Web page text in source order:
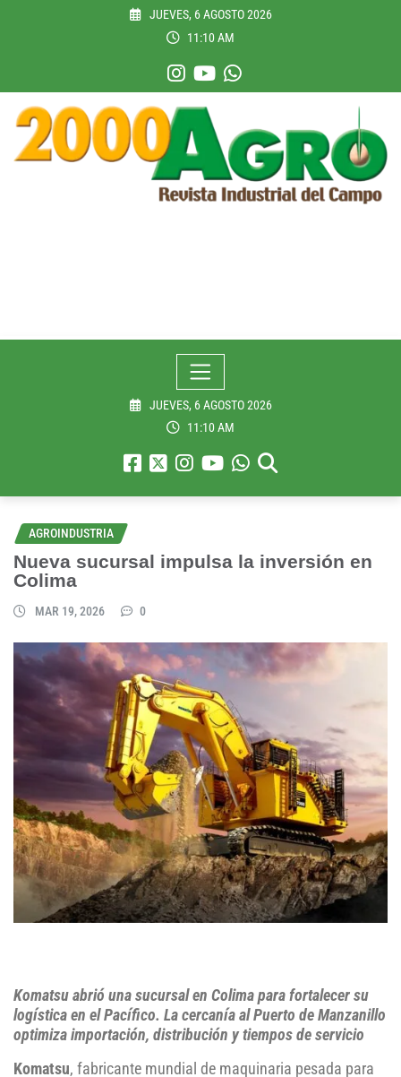
JUEVES, 6 AGOSTO 2026
11:10 AM
JUEVES, 6 AGOSTO 2026
11:10 AM
AGROINDUSTRIA
Nueva sucursal impulsa la inversión en
Colima
MAR 19, 2026 0
Komatsu abrió una sucursal en Colima para fortalecer su
logística en el Pacífico. La cercanía al Puerto de Manzanillo
optimiza importación, distribución y tiempos de servicio
Komatsu, fabricante mundial de maquinaria pesada para